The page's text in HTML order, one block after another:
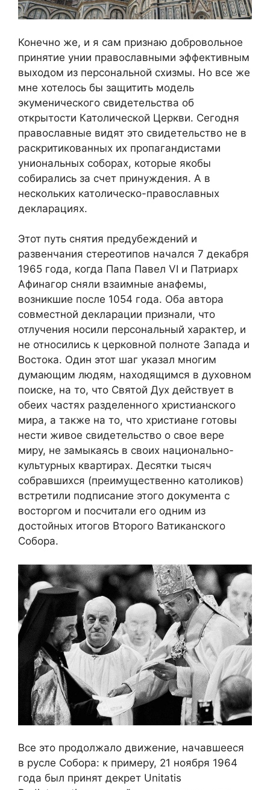
Конечно же, и я сам признаю добровольное
принятие унии православными эффективным
выходом из персональной схизмы. Но все же
мне хотелось бы защитить модель
экуменического свидетельства об
открытости Католической Церкви. Сегодня
православные видят это свидетельство не в
раскритикованных их пропагандистами
униональных соборах, которые якобы
собирались за счет принуждения. А в
нескольких католическо-православных
декларациях.
Этот путь снятия предубеждений и
развенчания стереотипов начался 7 декабря
1965 года, когда Папа Павел VI и Патриарх
Афинагор сняли взаимные анафемы,
возникшие после 1054 года. Оба автора
совместной декларации признали, что
отлучения носили персональный характер, и
не относились к церковной полноте Запада и
Востока. Один этот шаг указал многим
думающим людям, находящимся в духовном
поиске, на то, что Святой Дух действует в
обеих частях разделенного христианского
мира, а также на то, что христиане готовы
нести живое свидетельство о свое вере
миру, не замыкаясь в своих национально-
культурных квартирах. Десятки тысяч
собравшихся (преимущественно католиков)
встретили подписание этого документа с
восторгом и посчитали его одним из
достойных итогов Второго Ватиканского
Собора.
Все это продолжало движение, начавшееся
в русле Собора: к примеру, 21 ноября 1964
года был принят декрет Unitatis